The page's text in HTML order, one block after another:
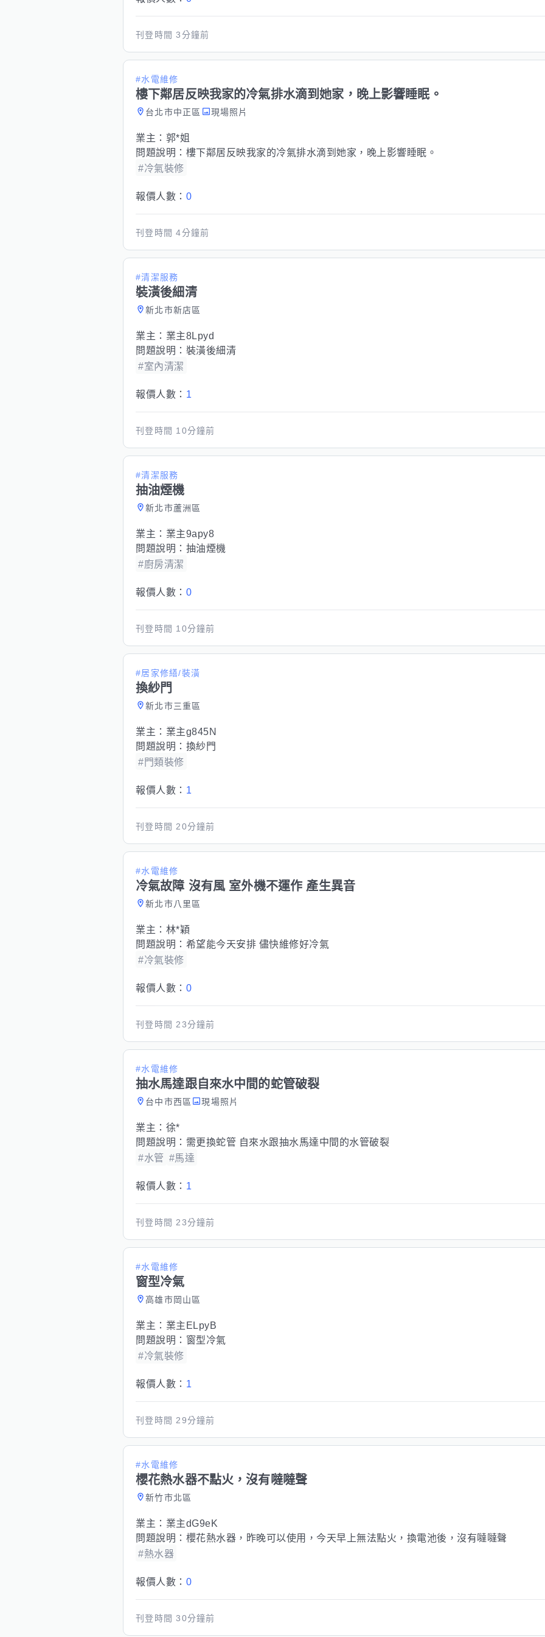
刊登時間3分鐘前
#水電維修
樓下鄰居反映我家的冷氣排水滴到她家，晚上影響睡眠。
台北市中正區 現場照片
業主： 郭*姐
問題說明： 樓下鄰居反映我家的冷氣排水滴到她家，晚上影響睡眠。
#冷氣裝修
報價人數： 0
刊登時間4分鐘前
#清潔服務
裝潢後細清
新北市新店區
業主： 業主8Lpyd
問題說明： 裝潢後細清
#室內清潔
報價人數： 1
刊登時間 10分鐘前
#清潔服務
抽油煙機
新北市蘆洲區
業主： 業主9apy8
問題說明： 抽油煙機
#廚房清潔
報價人數： 0
刊登時間 10分鐘前
#居家修繕/裝潢
換紗門
新北市三重區
業主： 業主g845N
問題說明： 換紗門
#門類裝修
報價人數： 1
刊登時間 20分鐘前
#水電維修
冷氣故障 沒有風 室外機不運作 產生異音
新北市八里區
業主： 林*穎
問題說明： 希望能今天安排 儘快維修好冷氣
#冷氣裝修
報價人數： 0
刊登時間 23分鐘前
#水電維修
抽水馬達跟自來水中間的蛇管破裂
台中市西區 現場照片
業主： 徐*
問題說明： 需更換蛇管 自來水跟抽水馬達中間的水管破裂
#水管 #馬達
報價人數： 1
刊登時間 23分鐘前
#水電維修
窗型冷氣
高雄市岡山區
業主： 業主ELpyB
問題說明： 窗型冷氣
#冷氣裝修
報價人數： 1
刊登時間 29分鐘前
#水電維修
櫻花熱水器不點火，沒有噠噠聲
新竹市北區
業主： 業主dG9eK
問題說明： 櫻花熱水器，昨晚可以使用，今天早上無法點火，換電池後，沒有噠噠聲
#熱水器
報價人數： 0
刊登時間30分鐘前